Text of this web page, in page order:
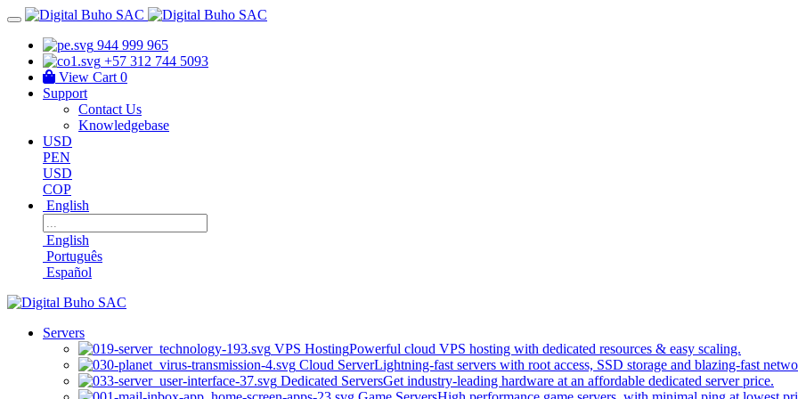
944 999 965
+57 312 744 5093
View Cart 0
Support
Contact Us
Knowledgebase
USD
PEN
USD
COP
English
English
Português
Español
Servers
VPS HostingPowerful cloud VPS hosting with dedicated resources & easy scaling.
Cloud ServerLightning-fast servers with root access, SSD storage and blazing-fast
Dedicated ServersGet industry-leading hardware at an affordable dedicated server price.